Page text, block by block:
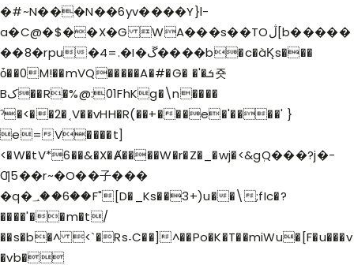
�#~N���N��6yv����Y}l-
a�C@�$��X�G WA���s��TOڷ[b�����
��8�rpu�4=.�I�ڱ����b�c�àK̨s���
ȱ��0M!��mVQ�����A�#�G� �'�ܭ죳
Bک��R�%@:01FhKg�\n����
ˀ�<��2�˱V��vHH�R(��+���e�'����' }
e=V����t]
<�W�tV*6��&�X�Ⱥ����W�r�Z�_�wj�<&gٖQ���?j�-
Ƣ5��r~�O��子���
�q�؀��6��F"[D�_Ks��3+)u��\;fIc�?
����'��m�t/
��s�b�^ <`�Rs˕C��]^��Po�K�T��miWu�[F�u���v
�vb�